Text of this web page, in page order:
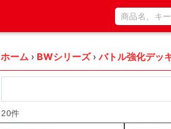
ホーム › BWシリーズ › バトル強化デッ
20件